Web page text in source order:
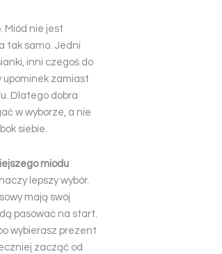
Miód nie jest
tak samo. Jedni
inni czegoś do
upominek zamiast
Dlatego dobra
w wyborze, a nie
siebie.
miodu
lepszy wybór.
mają swój
pasować na start.
wybierasz prezent
zacząć od